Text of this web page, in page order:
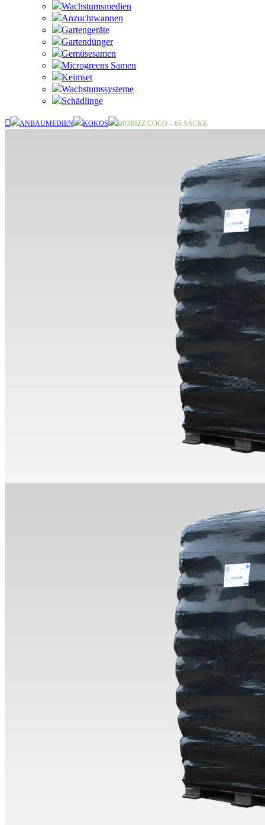
Wachstumsmedien
Anzuchtwannen
Gartengeräte
Gartendünger
Gemüsesamen
Microgreens Samen
Keimset
Wachstumssysteme
Schädlinge
ANBAUMEDIEN KOKOS BIOBIZZ COCO – 65 SÄCKE